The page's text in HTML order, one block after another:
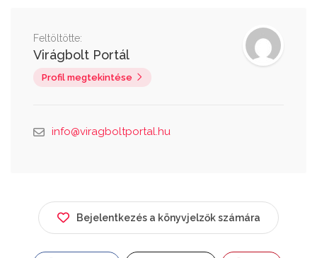
Feltöltötte:
Virágbolt Portál
Profil megtekintése
info@viragboltportal.hu
Bejelentkezés a könyvjelzők számára